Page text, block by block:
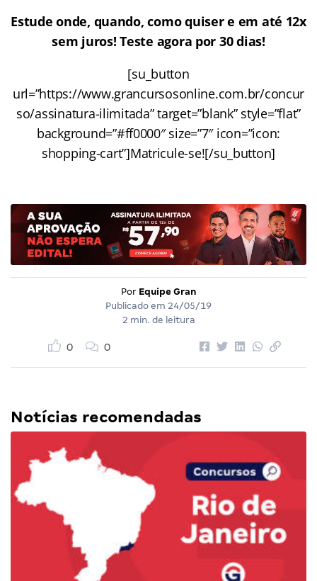
Estude onde, quando, como quiser e em até 12x
sem juros! Teste agora por 30 dias!
[su_button
url=”https://www.grancursosonline.com.br/concur
so/assinatura-ilimitada” target=”blank” style=”flat”
background=”#ff0000″ size=”7″ icon=”icon:
shopping-cart”]Matricule-se![/su_button]
Por Equipe Gran
Publicado em 24/05/19
2 min. de leitura
0 0
Notícias recomendadas